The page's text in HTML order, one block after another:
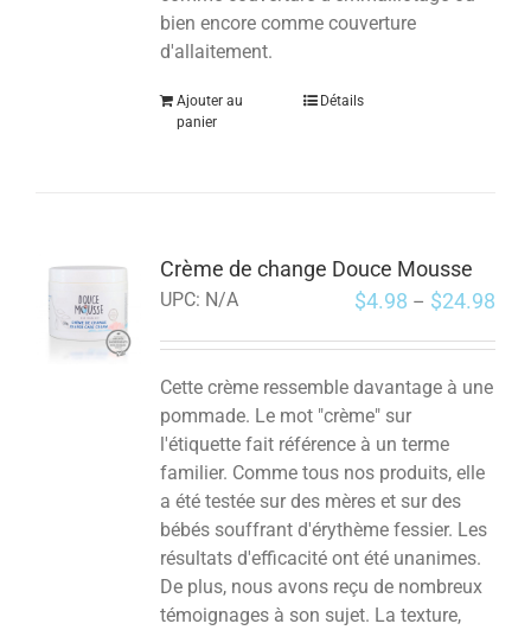
bien encore comme couverture
d'allaitement.
Ajouter au
panier
Détails
Crème de change Douce Mousse
UPC: N/A $4.98 – $24.98
Cette crème ressemble davantage à une
pommade. Le mot "crème" sur
l'étiquette fait référence à un terme
familier. Comme tous nos produits, elle
a été testée sur des mères et sur des
bébés souffrant d'érythème fessier. Les
résultats d'efficacité ont été unanimes.
De plus, nous avons reçu de nombreux
témoignages à son sujet. La texture,